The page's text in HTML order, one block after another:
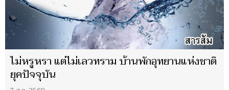
ไม่หรูหรา แต่ไม่เลวทราม บ้านพักอุทยานแห่งชาติ
ยุคปัจจุบัน